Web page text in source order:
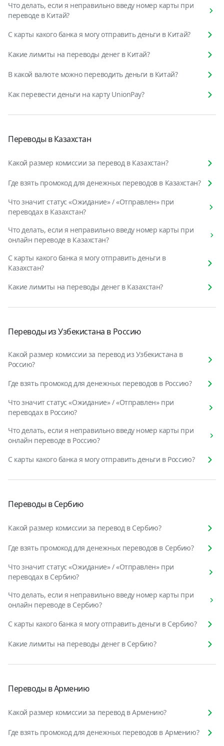
Что делать, если я неправильно введу номер карты при
переводе в Китай?
С карты какого банка я могу отправить деньги в Китай?
Какие лимиты на переводы денег в Китай?
В какой валюте можно переводить деньги в Китай?
Как перевести деньги на карту UnionPay?
Переводы в Казахстан
Какой размер комиссии за перевод в Казахстан?
Где взять промокод для денежных переводов в Казахстан?
Что значит статус «Ожидание» / «Отправлен» при
переводах в Казахстан?
Что делать, если я неправильно введу номер карты при
онлайн переводе в Казахстан?
С карты какого банка я могу отправить деньги в
Казахстан?
Какие лимиты на переводы денег в Казахстан?
Переводы из Узбекистана в Россию
Какой размер комиссии за перевод из Узбекистана в
Россию?
Где взять промокод для денежных переводов в Россию?
Что значит статус «Ожидание» / «Отправлен» при
переводах в Россию?
Что делать, если я неправильно введу номер карты при
онлайн переводе в Россию?
С карты какого банка я могу отправить деньги в Россию?
Переводы в Сербию
Какой размер комиссии за перевод в Сербию?
Где взять промокод для денежных переводов в Сербию?
Что значит статус «Ожидание» / «Отправлен» при
переводах в Сербию?
Что делать, если я неправильно введу номер карты при
онлайн переводе в Сербию?
С карты какого банка я могу отправить деньги в Сербию?
Какие лимиты на переводы денег в Сербию?
Переводы в Армению
Какой размер комиссии за перевод в Армению?
Где взять промокод для денежных переводов в Армению?